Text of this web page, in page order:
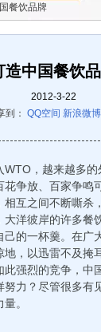
餐饮品牌
造中国餐饮
2012-3-22
到： QQ空间 新浪微博
，越来越多
争放、百家争鸣
互之间不断嘶杀
洋彼岸的许多餐
的一杯羹。在广
，以迅雷不及掩
强烈的竞争，中
力？尽管很多有
。